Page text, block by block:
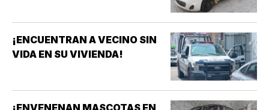
¡ENCUENTRAN A VECINO SIN
VIDA EN SU VIVIENDA!